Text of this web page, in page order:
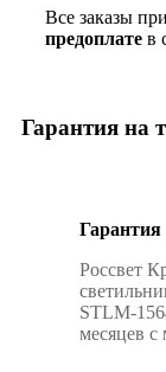
Все заказы
предоплате в
Гарантия на
Гарантия
Россвет
STLM-
месяцев с